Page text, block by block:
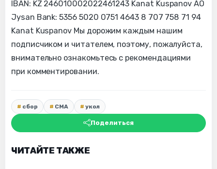
IBAN: KZ 246010002022461243 Kanat Kuspanov AO
Jysan Bank: 5356 5020 0751 4643 8 707 758 71 94
Kanat Kuspanov Мы дорожим каждым нашим
подписчиком и читателем, поэтому, пожалуйста,
внимательно ознакомьтесь с рекомендациями
при комментировании.
сбор СМА укол
Поделиться
ЧИТАЙТЕ ТАКЖЕ